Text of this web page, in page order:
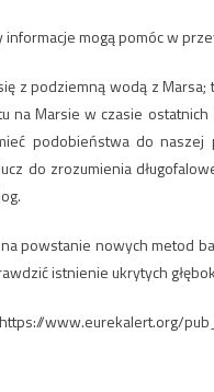
mogą pomóc w
z podziemną wodą z
na Marsie w czasie
podobieństwa do
do zrozumienia
powstanie nowych metod
istnienie ukrytych
www.eurekalert.org/